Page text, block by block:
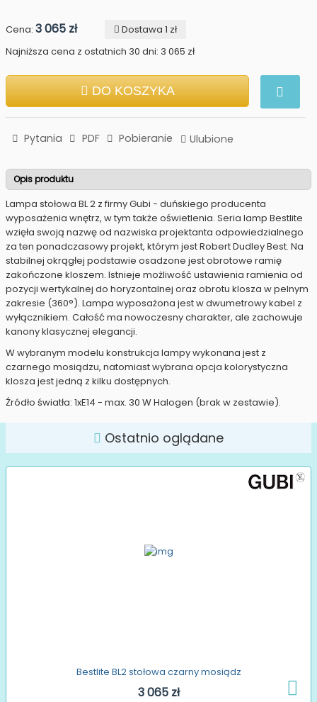
Cena: 3 065 zł
Dostawa 1 zł
Najniższa cena z ostatnich 30 dni: 3 065 zł
DO KOSZYKA
Pytania PDF Pobieranie Ulubione
Opis produktu
Lampa stołowa BL 2 z firmy Gubi - duńskiego producenta
wyposażenia wnętrz, w tym także oświetlenia. Seria lamp Bestlite
wzięła swoją nazwę od nazwiska projektanta odpowiedzialnego
za ten ponadczasowy projekt, którym jest Robert Dudley Best. Na
stabilnej okrągłej podstawie osadzone jest obrotowe ramię
zakończone kloszem. Istnieje możliwość ustawienia ramienia od
pozycji wertykalnej do horyzontalnej oraz obrotu klosza w pelnym
zakresie (360°). Lampa wyposażona jest w dwumetrowy kabel z
wyłącznikiem. Całość ma nowoczesny charakter, ale zachowuje
kanony klasycznej elegancji.
W wybranym modelu konstrukcja lampy wykonana jest z
czarnego mosiądzu, natomiast wybrana opcja kolorystyczna
klosza jest jedną z kilku dostępnych.
Źródło światła: 1xE14 - max. 30 W Halogen (brak w zestawie).
Ostatnio oglądane
Bestlite BL2 stołowa czarny mosiądz
3 065 zł